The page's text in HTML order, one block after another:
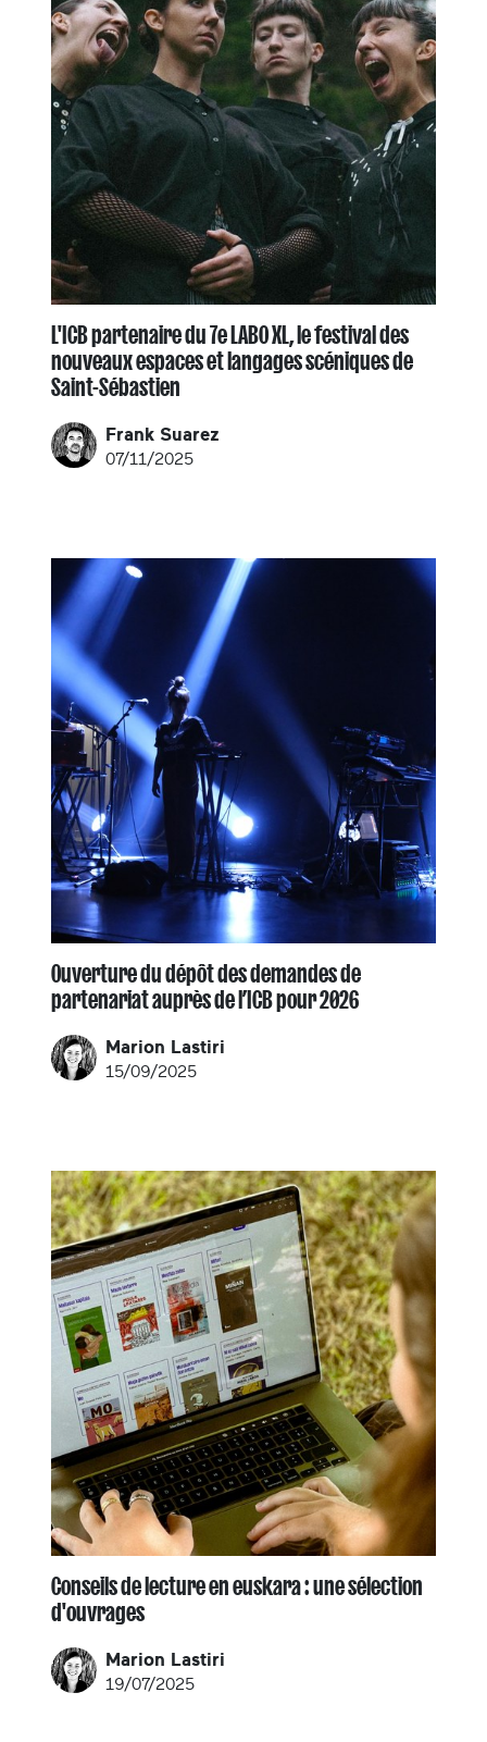
L'ICB partenaire du 7e LABO XL, le festival des
nouveaux espaces et langages scéniques de
Saint-Sébastien
Frank Suarez
07/11/2025
Ouverture du dépôt des demandes de
partenariat auprès de l’ICB pour 2026
Marion Lastiri
15/09/2025
Conseils de lecture en euskara : une sélection
d'ouvrages
Marion Lastiri
19/07/2025